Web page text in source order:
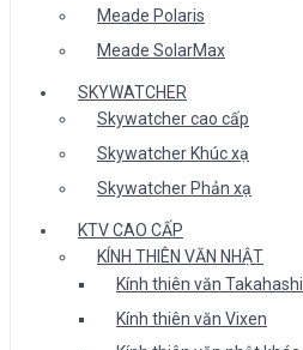
Meade Polaris
Meade SolarMax
SKYWATCHER
Skywatcher cao cấp
Skywatcher Khúc xạ
Skywatcher Phản xạ
KTV CAO CẤP
KÍNH THIÊN VĂN NHẬT
Kính thiên văn Takahashi
Kính thiên văn Vixen